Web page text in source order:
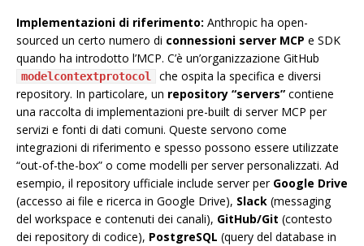
Implementazioni di riferimento: Anthropic ha open-
sourced un certo numero di connessioni server MCP e SDK
quando ha introdotto l’MCP. C’è un’organizzazione GitHub
modelcontextprotocol
che ospita la specifica e diversi
repository. In particolare, un repository “servers” contiene
una raccolta di implementazioni pre-built di server MCP per
servizi e fonti di dati comuni. Queste servono come
integrazioni di riferimento e spesso possono essere utilizzate
“out-of-the-box” o come modelli per server personalizzati. Ad
esempio, il repository ufficiale include server per Google Drive
(accesso ai file e ricerca in Google Drive), Slack (messaging
del workspace e contenuti dei canali), GitHub/Git (contesto
dei repository di codice), PostgreSQL (query del database in